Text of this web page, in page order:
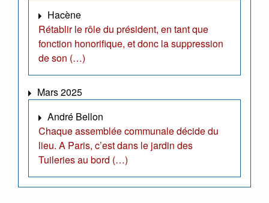
Hacène
Rétablir le rôle du président, en tant que
fonction honorifique, et donc la suppression
de son (…)
Mars 2025
André Bellon
Chaque assemblée communale décide du
lieu. A Paris, c’est dans le jardin des
Tuileries au bord (…)